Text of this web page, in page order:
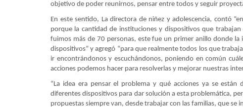
objetivo de poder reunirnos, pensar entre todos y seguir
En este sentido, La directora de niñez y adolescencia, contó
porque la cantidad de instituciones y dispositivos que
fuimos más de 70 personas, este fue un primer anillo donde
dispositivos” y agregó “para que realmente todos los que
ir encontrándonos y escuchándonos, poniendo en común
acciones podemos hacer para resolverlas y mejorar nuestras
“La idea era pensar el problema y qué acciones ya se
diferentes dispositivos para dar solución a esta problemática,
propuestas siempre van, desde trabajar con las familias, que se